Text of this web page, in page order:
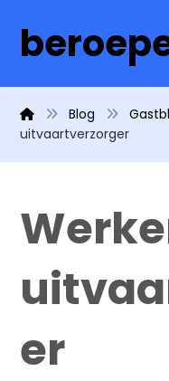
Blog
uitvaartverzorger
er